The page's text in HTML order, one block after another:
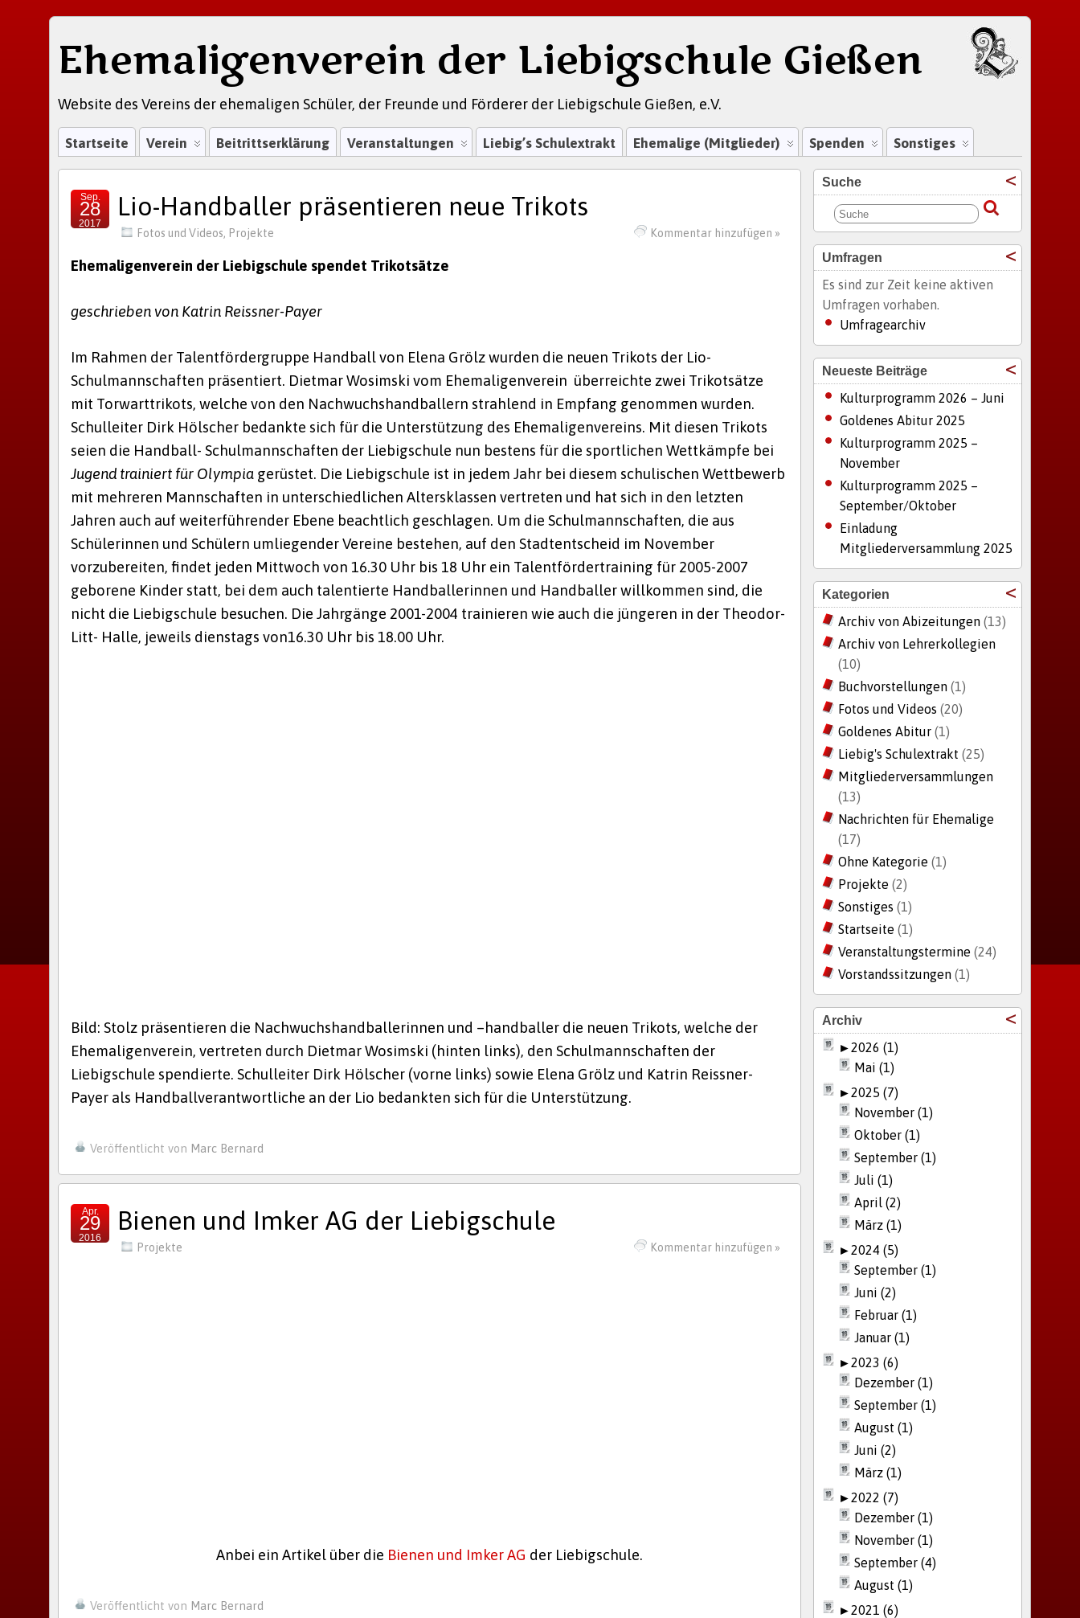
Ehemaligenverein der Liebigschule Gießen
Website des Vereins der ehemaligen Schüler, der Freunde und Förderer der Liebigschule Gießen, e.V.
Startseite Verein Beitrittserklärung Veranstaltungen Liebig’s Schulextrakt Ehemalige (Mitglieder) Spenden Sonstiges
Lio-Handballer präsentieren neue Trikots
Fotos und Videos, Projekte Kommentar hinzufügen »
Sep.
28
2017
Ehemaligenverein der Liebigschule spendet Trikotsätze
geschrieben von Katrin Reissner-Payer
Im Rahmen der Talentfördergruppe Handball von Elena Grölz wurden die neuen Trikots der Lio-
Schulmannschaften präsentiert. Dietmar Wosimski vom Ehemaligenverein überreichte zwei Trikotsätze
mit Torwarttrikots, welche von den Nachwuchshandballern strahlend in Empfang genommen wurden.
Schulleiter Dirk Hölscher bedankte sich für die Unterstützung des Ehemaligenvereins. Mit diesen Trikots
seien die Handball- Schulmannschaften der Liebigschule nun bestens für die sportlichen Wettkämpfe bei
Jugend trainiert für Olympia gerüstet. Die Liebigschule ist in jedem Jahr bei diesem schulischen Wettbewerb
mit mehreren Mannschaften in unterschiedlichen Altersklassen vertreten und hat sich in den letzten
Jahren auch auf weiterführender Ebene beachtlich geschlagen. Um die Schulmannschaften, die aus
Schülerinnen und Schülern umliegender Vereine bestehen, auf den Stadtentscheid im November
vorzubereiten, findet jeden Mittwoch von 16.30 Uhr bis 18 Uhr ein Talentfördertraining für 2005-2007
geborene Kinder statt, bei dem auch talentierte Handballerinnen und Handballer willkommen sind, die
nicht die Liebigschule besuchen. Die Jahrgänge 2001-2004 trainieren wie auch die jüngeren in der Theodor-
Litt- Halle, jeweils dienstags von16.30 Uhr bis 18.00 Uhr.
Bild: Stolz präsentieren die Nachwuchshandballerinnen und –handballer die neuen Trikots, welche der
Ehemaligenverein, vertreten durch Dietmar Wosimski (hinten links), den Schulmannschaften der
Liebigschule spendierte. Schulleiter Dirk Hölscher (vorne links) sowie Elena Grölz und Katrin Reissner-
Payer als Handballverantwortliche an der Lio bedankten sich für die Unterstützung.
Veröffentlicht von Marc Bernard
Bienen und Imker AG der Liebigschule
Projekte Kommentar hinzufügen »
Apr.
29
2016
Anbei ein Artikel über die Bienen und Imker AG der Liebigschule.
Veröffentlicht von Marc Bernard
Suche
Umfragen
Es sind zur Zeit keine aktiven
Umfragen vorhaben.
Umfragearchiv
Neueste Beiträge
Kulturprogramm 2026 – Juni
Goldenes Abitur 2025
Kulturprogramm 2025 –
November
Kulturprogramm 2025 –
September/Oktober
Einladung
Mitgliederversammlung 2025
Kategorien
Archiv von Abizeitungen (13)
Archiv von Lehrerkollegien
(10)
Buchvorstellungen (1)
Fotos und Videos (20)
Goldenes Abitur (1)
Liebig's Schulextrakt (25)
Mitgliederversammlungen
(13)
Nachrichten für Ehemalige
(17)
Ohne Kategorie (1)
Projekte (2)
Sonstiges (1)
Startseite (1)
Veranstaltungstermine (24)
Vorstandssitzungen (1)
Archiv
►2026 (1)
Mai (1)
►2025 (7)
November (1)
Oktober (1)
September (1)
Juli (1)
April (2)
März (1)
►2024 (5)
September (1)
Juni (2)
Februar (1)
Januar (1)
►2023 (6)
Dezember (1)
September (1)
August (1)
Juni (2)
März (1)
►2022 (7)
Dezember (1)
November (1)
September (4)
August (1)
►2021 (6)